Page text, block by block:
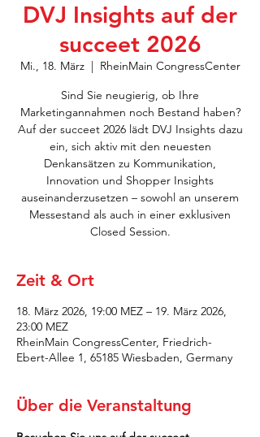
DVJ Insights auf der
succeet 2026
Mi., 18. März
  |
RheinMain CongressCenter
Sind Sie neugierig, ob Ihre
Marketingannahmen noch Bestand haben?
Auf der succeet 2026 lädt DVJ Insights dazu
ein, sich aktiv mit den neuesten
Denkansätzen zu Kommunikation,
Innovation und Shopper Insights
auseinanderzusetzen – sowohl an unserem
Messestand als auch in einer exklusiven
Closed Session.
Zeit & Ort
18. März 2026, 19:00 MEZ – 19. März 2026,
23:00 MEZ
RheinMain CongressCenter, Friedrich-
Ebert-Allee 1, 65185 Wiesbaden, Germany
Über die Veranstaltung